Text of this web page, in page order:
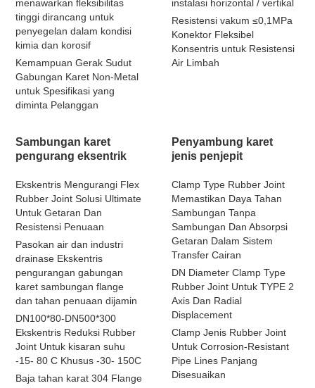
menawarkan fleksibilitas
tinggi dirancang untuk
penyegelan dalam kondisi
kimia dan korosif
Kemampuan Gerak Sudut
Gabungan Karet Non-Metal
untuk Spesifikasi yang
diminta Pelanggan
instalasi horizontal / vertikal
Resistensi vakum ≤0,1MPa
Konektor Fleksibel
Konsentris untuk Resistensi
Air Limbah
Sambungan karet
pengurang eksentrik
Ekskentris Mengurangi Flex
Rubber Joint Solusi Ultimate
Untuk Getaran Dan
Resistensi Penuaan
Pasokan air dan industri
drainase Ekskentris
pengurangan gabungan
karet sambungan flange
dan tahan penuaan dijamin
DN100*80-DN500*300
Ekskentris Reduksi Rubber
Joint Untuk kisaran suhu
-15- 80 C Khusus -30- 150C
Baja tahan karat 304 Flange
Penyambung karet
jenis penjepit
Clamp Type Rubber Joint
Memastikan Daya Tahan
Sambungan Tanpa
Sambungan Dan Absorpsi
Getaran Dalam Sistem
Transfer Cairan
DN Diameter Clamp Type
Rubber Joint Untuk TYPE 2
Axis Dan Radial
Displacement
Clamp Jenis Rubber Joint
Untuk Corrosion-Resistant
Pipe Lines Panjang
Disesuaikan